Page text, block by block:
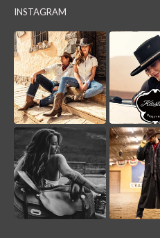
INSTAGRAM